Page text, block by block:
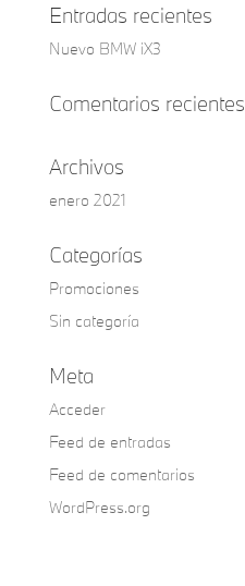
Entradas recientes
Nuevo BMW iX3
Comentarios recientes
Archivos
enero 2021
Categorías
Promociones
Sin categoría
Meta
Acceder
Feed de entradas
Feed de comentarios
WordPress.org